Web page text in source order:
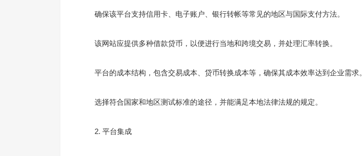
确保该平台支持信用卡、电子账户、银行转帐等常见的地区与国际支付方法。
该网站应提供多种借款贷币，以便进行当地和跨境交易，并处理汇率转换。
平台的成本结构，包含交易成本、贷币转换成本等，确保其成本效率达到企业需求。
选择符合国家和地区测试标准的途径，并能满足本地法律法规的规定。
2. 平台集成